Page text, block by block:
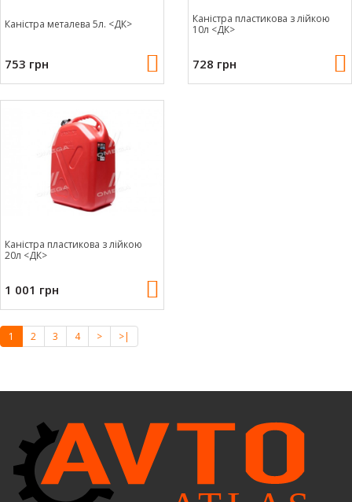
Каністра металева 5л. <ДК>
753 грн
Каністра пластикова з лійкою
10л <ДК>
728 грн
Каністра пластикова з лійкою
20л <ДК>
1 001 грн
1 2 3 4 > >|